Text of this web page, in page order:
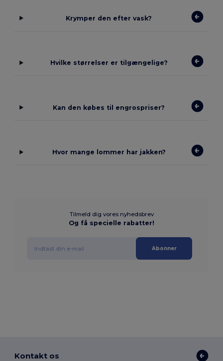
Krymper den efter vask?
Hvilke størrelser er tilgængelige?
Kan den købes til engrospriser?
Hvor mange lommer har jakken?
Tilmeld dig vores nyhedsbrev
Og få specielle rabatter!
Abonner
Kontakt os